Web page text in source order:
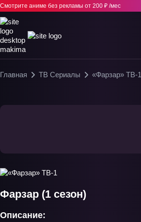
Смотрите аниме без рекламы от 200 ₽ /мес
Главная ТВ Сериалы «Фарзар» ТВ-1
Фарзар (1 сезон)
Описание: